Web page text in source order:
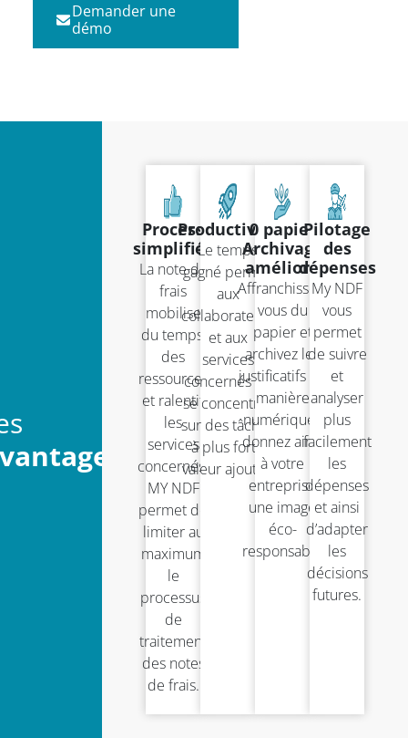
Demander une
démo
Process
simplifiés
La note de
frais
mobilise
du temps,
des
ressources
et ralentit
les
services
concernés.
MY NDF
permet de
limiter au
maximum
le
processus
de
traitement
des notes
de frais.
Productivité
Le temps
gagné permet
aux
collaborateurs
et aux
services
concernés de
se concentrer
sur des tâches
à plus forte
valeur ajoutée
0 papier
Archivage
amélioré
Affranchissez-
vous du
papier et
archivez les
justificatifs de
manière
numérique :
donnez ainsi
à votre
entreprise
une image
éco-
responsable
Pilotage
des
dépenses
My NDF
vous
permet
de suivre
et
analyser
plus
facilement
les
dépenses
et ainsi
d’adapter
les
décisions
futures.